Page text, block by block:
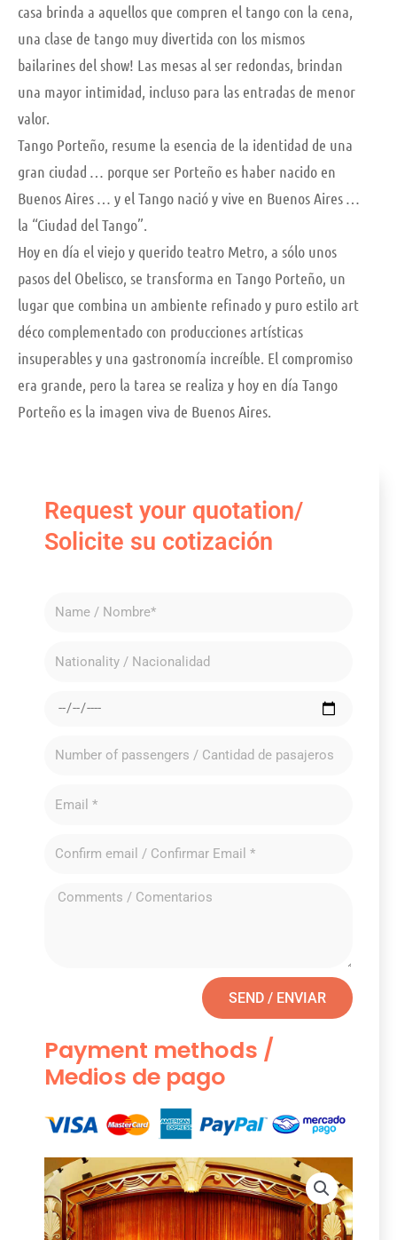
casa brinda a aquellos que compren el tango con la cena,
una clase de tango muy divertida con los mismos
bailarines del show! Las mesas al ser redondas, brindan
una mayor intimidad, incluso para las entradas de menor
valor.
Tango Porteño, resume la esencia de la identidad de una
gran ciudad … porque ser Porteño es haber nacido en
Buenos Aires … y el Tango nació y vive en Buenos Aires …
la “Ciudad del Tango”.
Hoy en día el viejo y querido teatro Metro, a sólo unos
pasos del Obelisco, se transforma en Tango Porteño, un
lugar que combina un ambiente refinado y puro estilo art
déco complementado con producciones artísticas
insuperables y una gastronomía increíble. El compromiso
era grande, pero la tarea se realiza y hoy en día Tango
Porteño es la imagen viva de Buenos Aires.
Request your quotation/
Solicite su cotización
SEND / ENVIAR
Payment methods /
Medios de pago